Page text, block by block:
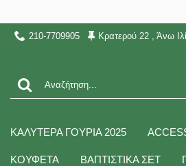
210-7709905 Κρατερού 22 , Άνω
ΚΑΛΥΤΕΡΑ ΓΟΥΡΙΑ 2025
ΚΟΥΦΕΤΑ ΒΑΠΤΙΣΤΙΚΑ ΣΕΤ